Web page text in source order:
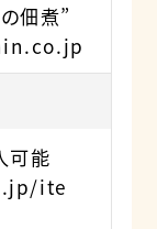
佃煮”
可能
ite